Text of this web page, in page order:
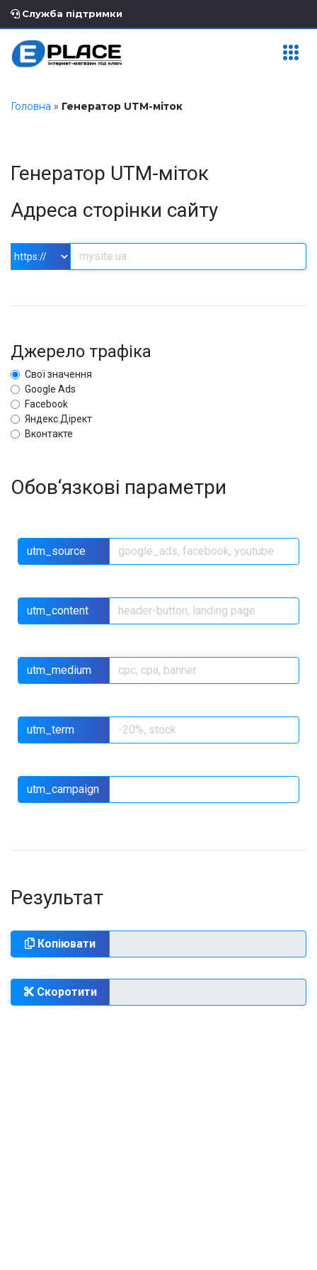
Служба підтримки
Головна » Генератор UTM-міток
Генератор UTM-міток
Адреса сторінки сайту
Джерело трафіка
Свої значення
Google Ads
Facebook
Яндекс.Дірект
Вконтакте
Обов‘язкові параметри
utm_source
utm_content
utm_medium
utm_term
utm_campaign
Результат
Копіювати
Скоротити